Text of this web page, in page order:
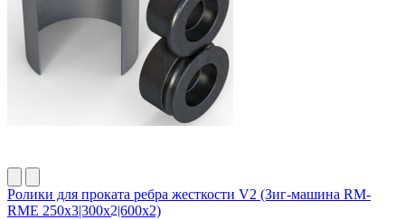
Ролики для проката ребра жесткости V2 (Зиг-машина RM-
RME 250x3|300x2|600x2)